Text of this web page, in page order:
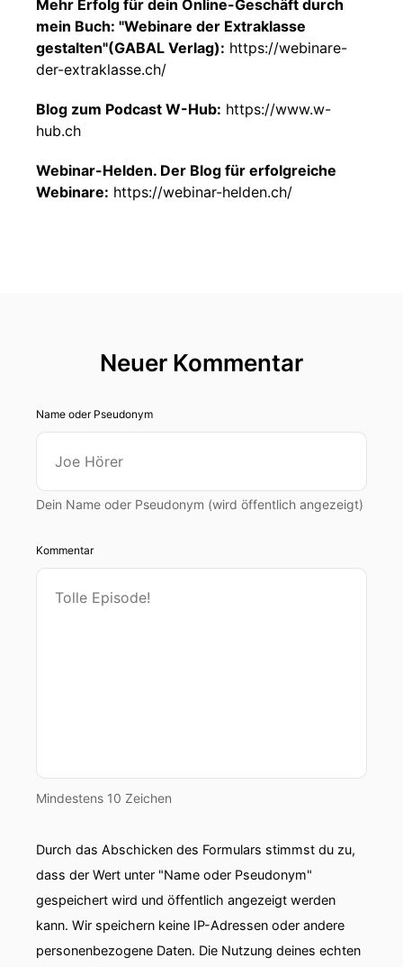
Mehr Erfolg für dein Online-Geschäft durch
mein Buch: "Webinare der Extraklasse
gestalten"(GABAL Verlag): https://webinare-
der-extraklasse.ch/
Blog zum Podcast W-Hub: https://www.w-
hub.ch
Webinar-Helden. Der Blog für erfolgreiche
Webinare: https://webinar-helden.ch/
Neuer Kommentar
Name oder Pseudonym
Dein Name oder Pseudonym (wird öffentlich angezeigt)
Kommentar
Mindestens 10 Zeichen
Durch das Abschicken des Formulars stimmst du zu,
dass der Wert unter "Name oder Pseudonym"
gespeichert wird und öffentlich angezeigt werden
kann. Wir speichern keine IP-Adressen oder andere
personenbezogene Daten. Die Nutzung deines echten